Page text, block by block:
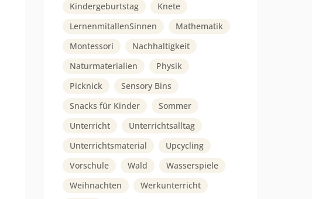
Kindergeburtstag
Knete
LernenmitallenSinnen
Mathematik
Montessori
Nachhaltigkeit
Naturmaterialien
Physik
Picknick
Sensory Bins
Snacks für Kinder
Sommer
Unterricht
Unterrichtsalltag
Unterrichtsmaterial
Upcycling
Vorschule
Wald
Wasserspiele
Weihnachten
Werkunterricht